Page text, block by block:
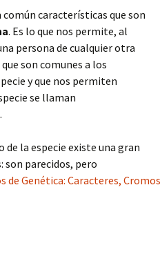
características que son
. Es lo que nos permite, al
persona de cualquier otra
son comunes a los
y que nos permiten
se llaman
.
la especie existe una gran
son parecidos, pero
de Genética: Caracteres,